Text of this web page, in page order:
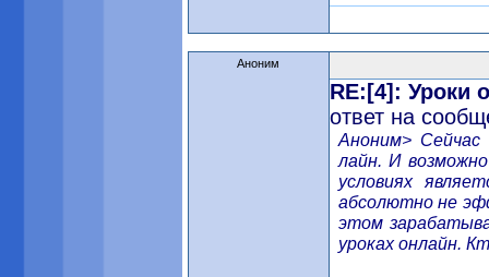
Аноним
RE:[4]: Уроки
ответ на
Аноним> Сейчас
лайн. И
условиях
абсолютно не
этом
уроках онлайн.